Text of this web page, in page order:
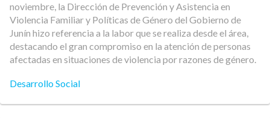
noviembre, la Dirección de Prevención y Asistencia en
Violencia Familiar y Políticas de Género del Gobierno de
Junín hizo referencia a la labor que se realiza desde el área,
destacando el gran compromiso en la atención de personas
afectadas en situaciones de violencia por razones de género.
Desarrollo Social